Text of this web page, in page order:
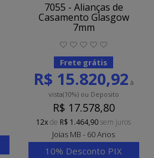
7055 - Alianças de
Casamento Glasgow
7mm
Frete grátis
R$ 15.820,92 à
vista(10%)ou Deposito
R$ 17.578,80
12xde R$ 1.464,90sem juros
Joias MB - 60 Anos
10% Desconto PIX